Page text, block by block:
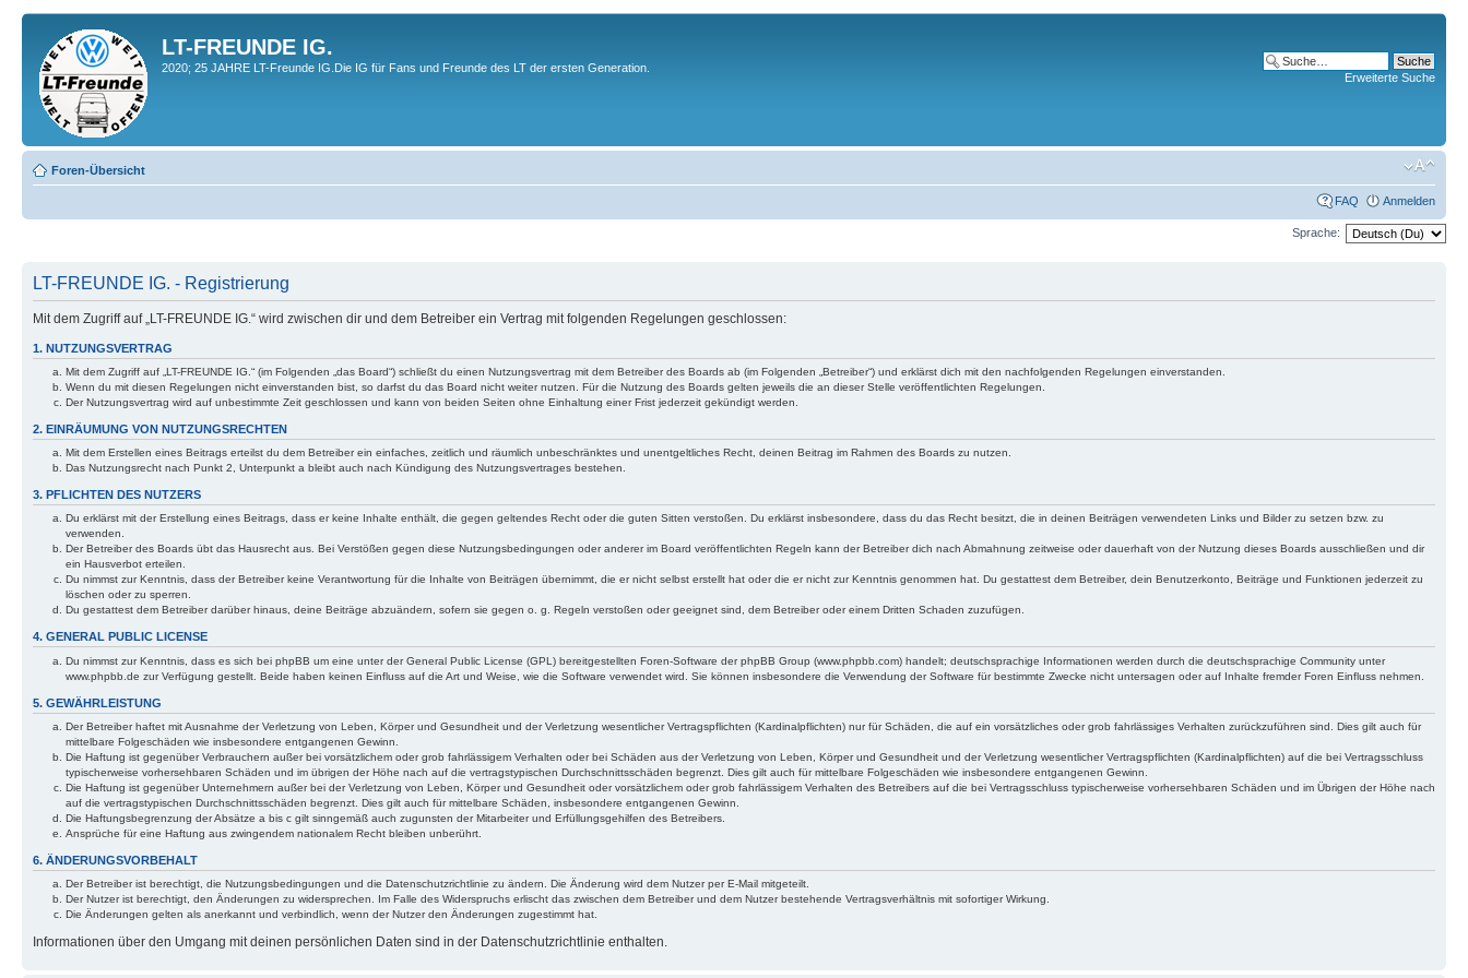
LT-FREUNDE IG.
2020; 25 JAHRE LT-Freunde IG.Die IG für Fans und Freunde des LT der ersten Generation.
Erweiterte Suche
Foren-Übersicht
FAQ Anmelden
Sprache:
LT-FREUNDE IG. - Registrierung
Mit dem Zugriff auf „LT-FREUNDE IG.“ wird zwischen dir und dem Betreiber ein Vertrag mit folgenden Regelungen geschlossen:
1. NUTZUNGSVERTRAG
Mit dem Zugriff auf „LT-FREUNDE IG.“ (im Folgenden „das Board“) schließt du einen Nutzungsvertrag mit dem Betreiber des Boards ab (im Folgenden „Betreiber“) und erklärst dich mit den nachfolgenden Regelungen einverstanden.
Wenn du mit diesen Regelungen nicht einverstanden bist, so darfst du das Board nicht weiter nutzen. Für die Nutzung des Boards gelten jeweils die an dieser Stelle veröffentlichten Regelungen.
Der Nutzungsvertrag wird auf unbestimmte Zeit geschlossen und kann von beiden Seiten ohne Einhaltung einer Frist jederzeit gekündigt werden.
2. EINRÄUMUNG VON NUTZUNGSRECHTEN
Mit dem Erstellen eines Beitrags erteilst du dem Betreiber ein einfaches, zeitlich und räumlich unbeschränktes und unentgeltliches Recht, deinen Beitrag im Rahmen des Boards zu nutzen.
Das Nutzungsrecht nach Punkt 2, Unterpunkt a bleibt auch nach Kündigung des Nutzungsvertrages bestehen.
3. PFLICHTEN DES NUTZERS
Du erklärst mit der Erstellung eines Beitrags, dass er keine Inhalte enthält, die gegen geltendes Recht oder die guten Sitten verstoßen. Du erklärst insbesondere, dass du das Recht besitzt, die in deinen Beiträgen verwendeten Links und Bilder zu setzen bzw. zu
verwenden.
Der Betreiber des Boards übt das Hausrecht aus. Bei Verstößen gegen diese Nutzungsbedingungen oder anderer im Board veröffentlichten Regeln kann der Betreiber dich nach Abmahnung zeitweise oder dauerhaft von der Nutzung dieses Boards ausschließen und dir
ein Hausverbot erteilen.
Du nimmst zur Kenntnis, dass der Betreiber keine Verantwortung für die Inhalte von Beiträgen übernimmt, die er nicht selbst erstellt hat oder die er nicht zur Kenntnis genommen hat. Du gestattest dem Betreiber, dein Benutzerkonto, Beiträge und Funktionen jederzeit zu
löschen oder zu sperren.
Du gestattest dem Betreiber darüber hinaus, deine Beiträge abzuändern, sofern sie gegen o. g. Regeln verstoßen oder geeignet sind, dem Betreiber oder einem Dritten Schaden zuzufügen.
4. GENERAL PUBLIC LICENSE
Du nimmst zur Kenntnis, dass es sich bei phpBB um eine unter der General Public License (GPL) bereitgestellten Foren-Software der phpBB Group (www.phpbb.com) handelt; deutschsprachige Informationen werden durch die deutschsprachige Community unter
www.phpbb.de zur Verfügung gestellt. Beide haben keinen Einfluss auf die Art und Weise, wie die Software verwendet wird. Sie können insbesondere die Verwendung der Software für bestimmte Zwecke nicht untersagen oder auf Inhalte fremder Foren Einfluss nehmen.
5. GEWÄHRLEISTUNG
Der Betreiber haftet mit Ausnahme der Verletzung von Leben, Körper und Gesundheit und der Verletzung wesentlicher Vertragspflichten (Kardinalpflichten) nur für Schäden, die auf ein vorsätzliches oder grob fahrlässiges Verhalten zurückzuführen sind. Dies gilt auch für
mittelbare Folgeschäden wie insbesondere entgangenen Gewinn.
Die Haftung ist gegenüber Verbrauchern außer bei vorsätzlichem oder grob fahrlässigem Verhalten oder bei Schäden aus der Verletzung von Leben, Körper und Gesundheit und der Verletzung wesentlicher Vertragspflichten (Kardinalpflichten) auf die bei Vertragsschluss
typischerweise vorhersehbaren Schäden und im übrigen der Höhe nach auf die vertragstypischen Durchschnittsschäden begrenzt. Dies gilt auch für mittelbare Folgeschäden wie insbesondere entgangenen Gewinn.
Die Haftung ist gegenüber Unternehmern außer bei der Verletzung von Leben, Körper und Gesundheit oder vorsätzlichem oder grob fahrlässigem Verhalten des Betreibers auf die bei Vertragsschluss typischerweise vorhersehbaren Schäden und im Übrigen der Höhe nach
auf die vertragstypischen Durchschnittsschäden begrenzt. Dies gilt auch für mittelbare Schäden, insbesondere entgangenen Gewinn.
Die Haftungsbegrenzung der Absätze a bis c gilt sinngemäß auch zugunsten der Mitarbeiter und Erfüllungsgehilfen des Betreibers.
Ansprüche für eine Haftung aus zwingendem nationalem Recht bleiben unberührt.
6. ÄNDERUNGSVORBEHALT
Der Betreiber ist berechtigt, die Nutzungsbedingungen und die Datenschutzrichtlinie zu ändern. Die Änderung wird dem Nutzer per E-Mail mitgeteilt.
Der Nutzer ist berechtigt, den Änderungen zu widersprechen. Im Falle des Widerspruchs erlischt das zwischen dem Betreiber und dem Nutzer bestehende Vertragsverhältnis mit sofortiger Wirkung.
Die Änderungen gelten als anerkannt und verbindlich, wenn der Nutzer den Änderungen zugestimmt hat.
Informationen über den Umgang mit deinen persönlichen Daten sind in der Datenschutzrichtlinie enthalten.